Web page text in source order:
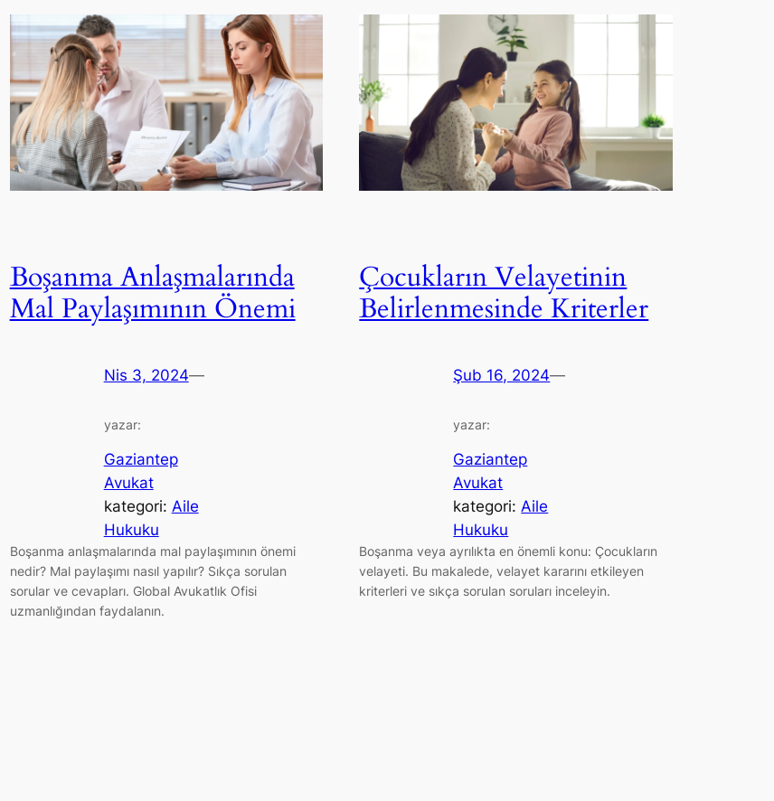
Boşanma Anlaşmalarında
Mal Paylaşımının Önemi
Nis 3, 2024—
yazar:
Gaziantep
Avukat
kategori: Aile
Hukuku
Boşanma anlaşmalarında mal paylaşımının önemi
nedir? Mal paylaşımı nasıl yapılır? Sıkça sorulan
sorular ve cevapları. Global Avukatlık Ofisi
uzmanlığından faydalanın.
Çocukların Velayetinin
Belirlenmesinde Kriterler
Şub 16, 2024—
yazar:
Gaziantep
Avukat
kategori:Aile
Hukuku
Boşanma veya ayrılıkta en önemli konu: Çocukların
velayeti. Bu makalede, velayet kararını etkileyen
kriterleri ve sıkça sorulan soruları inceleyin.